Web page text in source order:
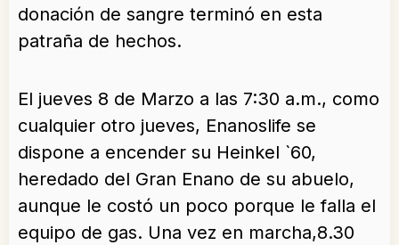
donación de sangre terminó en esta
patraña de hechos.
El jueves 8 de Marzo a las 7:30 a.m., como
cualquier otro jueves, Enanoslife se
dispone a encender su Heinkel `60,
heredado del Gran Enano de su abuelo,
aunque le costó un poco porque le falla el
equipo de gas. Una vez en marcha,8.30